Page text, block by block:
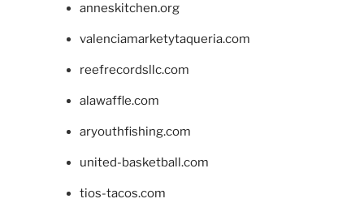
anneskitchen.org
valenciamarketytaqueria.com
reefrecordsllc.com
alawaffle.com
aryouthfishing.com
united-basketball.com
tios-tacos.com